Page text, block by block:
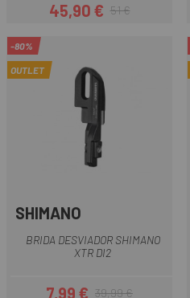
Prezzo
45,90 €Prezzo base
51 €
-80%
OUTLET
SHIMANO
BRIDA DESVIADOR SHIMANO
XTR DI2
7,99 € 39,99 €